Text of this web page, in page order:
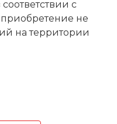
с
не
на территории